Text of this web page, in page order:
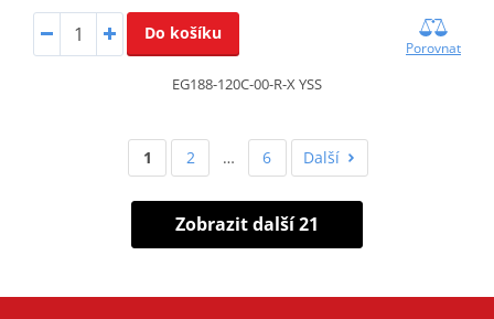
Do košíku
Porovnat
EG188-120C-00-R-X YSS
1 2 … 6 Další
Zobrazit další 21